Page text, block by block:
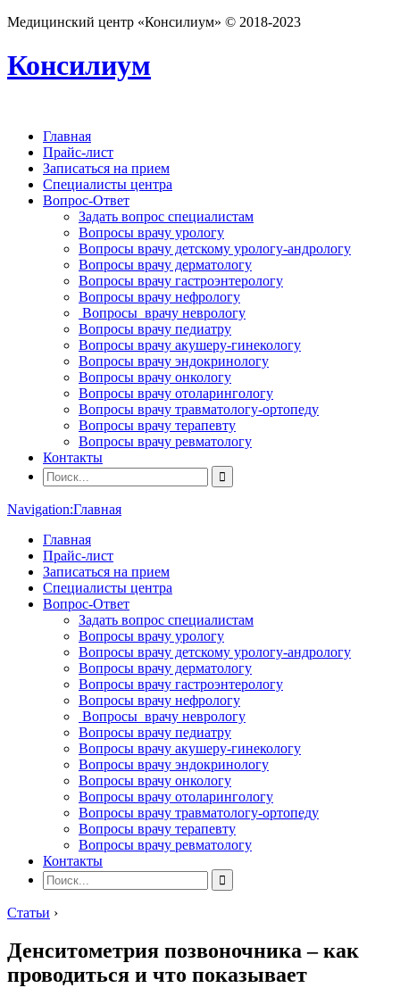
Медицинский центр «Консилиум» © 2018-2023
Консилиум
Главная
Прайс-лист
Записаться на прием
Специалисты центра
Вопрос-Ответ
Задать вопрос специалистам
Вопросы врачу урологу
Вопросы врачу детскому урологу-андрологу
Вопросы врачу дерматологу
Вопросы врачу гастроэнтерологу
Вопросы врачу нефрологу
Вопросы врачу неврологу
Вопросы врачу педиатру
Вопросы врачу акушеру-гинекологу
Вопросы врачу эндокринологу
Вопросы врачу онкологу
Вопросы врачу отоларингологу
Вопросы врачу травматологу-ортопеду
Вопросы врачу терапевту
Вопросы врачу ревматологу
Контакты
Navigation:Главная
Главная
Прайс-лист
Записаться на прием
Специалисты центра
Вопрос-Ответ
Задать вопрос специалистам
Вопросы врачу урологу
Вопросы врачу детскому урологу-андрологу
Вопросы врачу дерматологу
Вопросы врачу гастроэнтерологу
Вопросы врачу нефрологу
Вопросы врачу неврологу
Вопросы врачу педиатру
Вопросы врачу акушеру-гинекологу
Вопросы врачу эндокринологу
Вопросы врачу онкологу
Вопросы врачу отоларингологу
Вопросы врачу травматологу-ортопеду
Вопросы врачу терапевту
Вопросы врачу ревматологу
Контакты
Статьи ›
Денситометрия позвоночника – как
проводиться и что показывает